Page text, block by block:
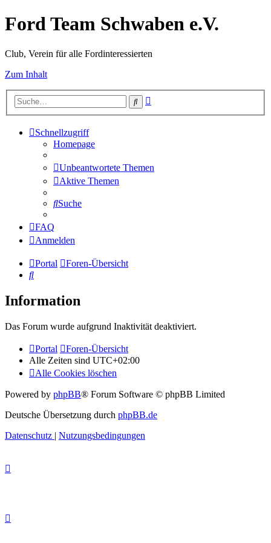
Ford Team Schwaben e.V.
Club, Verein für alle Fordinteressierten
Zum Inhalt
Suche
Schnellzugriff
Homepage
Unbeantwortete Themen
Aktive Themen
Suche
FAQ
Anmelden
Portal
Foren-Übersicht
Suche
Information
Das Forum wurde aufgrund Inaktivität deaktiviert.
Portal
Foren-Übersicht
Alle Zeiten sind UTC+02:00
Alle Cookies löschen
Powered by phpBB® Forum Software © phpBB Limited
Deutsche Übersetzung durch phpBB.de
Datenschutz | Nutzungsbedingungen